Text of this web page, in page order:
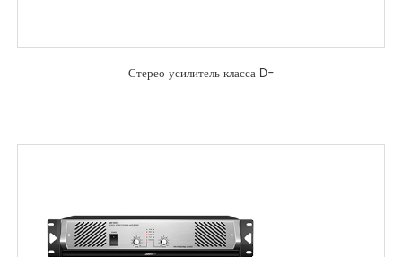
Стерео усилитель класса D-